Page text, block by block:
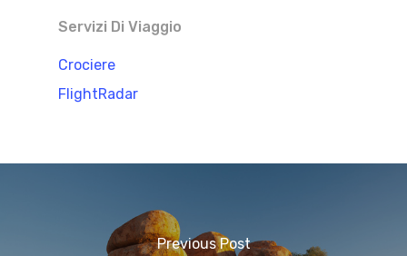
Servizi Di Viaggio
Crociere
FlightRadar
Previous Post